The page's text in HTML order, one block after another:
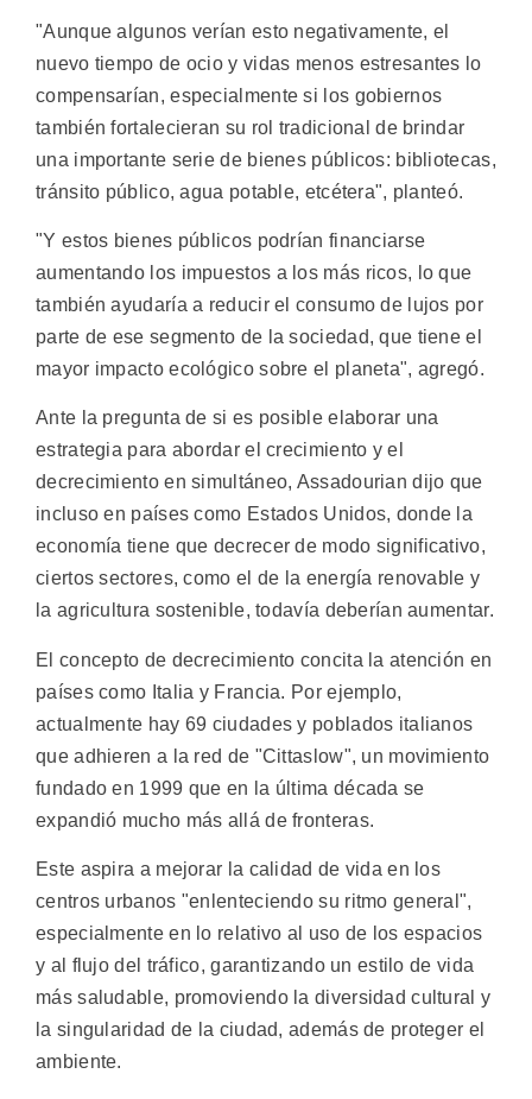
"Aunque algunos verían esto negativamente, el
nuevo tiempo de ocio y vidas menos estresantes lo
compensarían, especialmente si los gobiernos
también fortalecieran su rol tradicional de brindar
una importante serie de bienes públicos: bibliotecas,
tránsito público, agua potable, etcétera", planteó.
"Y estos bienes públicos podrían financiarse
aumentando los impuestos a los más ricos, lo que
también ayudaría a reducir el consumo de lujos por
parte de ese segmento de la sociedad, que tiene el
mayor impacto ecológico sobre el planeta", agregó.
Ante la pregunta de si es posible elaborar una
estrategia para abordar el crecimiento y el
decrecimiento en simultáneo, Assadourian dijo que
incluso en países como Estados Unidos, donde la
economía tiene que decrecer de modo significativo,
ciertos sectores, como el de la energía renovable y
la agricultura sostenible, todavía deberían aumentar.
El concepto de decrecimiento concita la atención en
países como Italia y Francia. Por ejemplo,
actualmente hay 69 ciudades y poblados italianos
que adhieren a la red de "Cittaslow", un movimiento
fundado en 1999 que en la última década se
expandió mucho más allá de fronteras.
Este aspira a mejorar la calidad de vida en los
centros urbanos "enlenteciendo su ritmo general",
especialmente en lo relativo al uso de los espacios
y al flujo del tráfico, garantizando un estilo de vida
más saludable, promoviendo la diversidad cultural y
la singularidad de la ciudad, además de proteger el
ambiente.